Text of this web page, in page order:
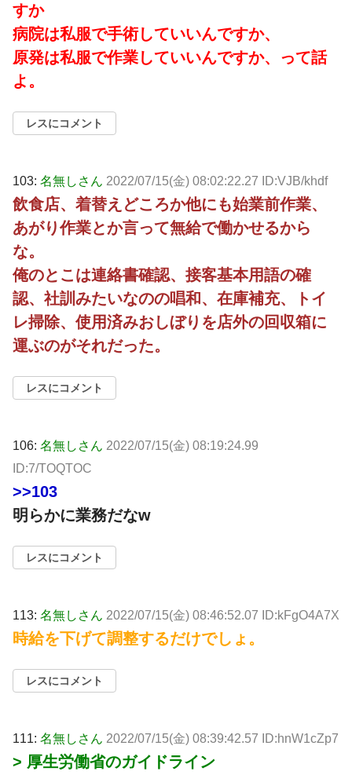
すか
病院は私服で手術していいんですか、
原発は私服で作業していいんですか、って話
よ。
レスにコメント
103: 名無しさん 2022/07/15(金) 08:02:22.27 ID:VJB/khdf
飲食店、着替えどころか他にも始業前作業、
あがり作業とか言って無給で働かせるから
な。
俺のとこは連絡書確認、接客基本用語の確
認、社訓みたいなのの唱和、在庫補充、トイ
レ掃除、使用済みおしぼりを店外の回収箱に
運ぶのがそれだった。
レスにコメント
106: 名無しさん 2022/07/15(金) 08:19:24.99
ID:7/TOQTOC
>>103
明らかに業務だなw
レスにコメント
113: 名無しさん 2022/07/15(金) 08:46:52.07 ID:kFgO4A7X
時給を下げて調整するだけでしょ。
レスにコメント
111: 名無しさん 2022/07/15(金) 08:39:42.57 ID:hnW1cZp7
> 厚生労働省のガイドライン